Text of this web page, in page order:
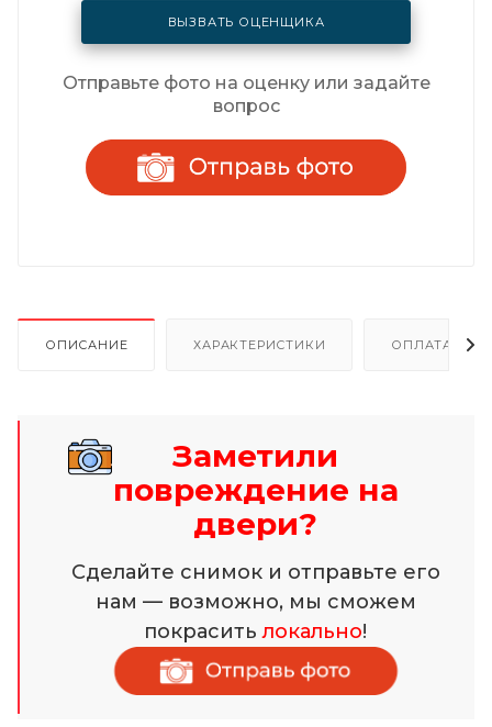
ВЫЗВАТЬ ОЦЕНЩИКА
Отправьте фото на оценку или задайте
вопрос
ОПИСАНИЕ ХАРАКТЕРИСТИКИ ОПЛАТА И
Заметили
повреждение на
двери?
Сделайте снимок и отправьте его
нам — возможно, мы сможем
покраситьлокально!